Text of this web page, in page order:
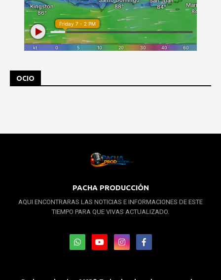
OCIO
PACHA PRODUCCIÓN
AQUI ENCONTRARAS LAS NOTICIAS E INFORMACIONES DE ESTE
TIEMPO PARA QUE VIVAS ACTUALIZADO.